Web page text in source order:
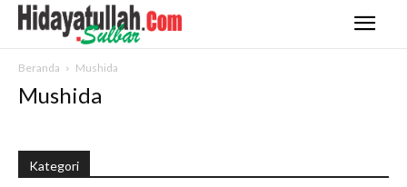
Beranda Mushida
Mushida
Kategori